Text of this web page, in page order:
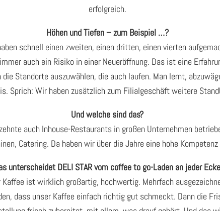
erfolgreich.
Höhen und Tiefen – zum Beispiel …?
schnell einen zweiten, einen dritten, einen vierten
auch ein Risiko in einer Neueröffnung. Das ist eine
Standorte auszuwählen, die auch laufen. Man lernt,
Sprich: Wir haben zusätzlich zum Filialgeschäft weitere
Und welche sind das?
auch Inhouse-Restaurants in großen Unternehmen
Catering. Da haben wir über die Jahre eine hohe
unterscheidet DELI STAR vom coffee to go-Laden an jeder
ist wirklich großartig, hochwertig. Mehrfach
dass unser Kaffee einfach richtig gut schmeckt. Dann die